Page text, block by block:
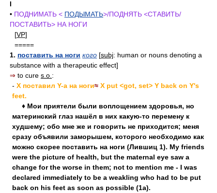
I
• ПОДНИМАТЬ < ПОДЫМАТЬ>/ПОДНЯТЬ <СТАВИТЬ/
ПОСТАВИТЬ> НА НОГИ
[VP]
=====
1. поставить на ноги кого [subj: human or nouns denoting a
substance with a therapeutic effect]
⇒ to cure s.o. :
- X поставил Y-а на ноги≈ X put <got, set> Y back on Y's
feet.
♦ Мои приятели были воплощением здоровья, но
материнский глаз нашёл в них какую-то перемену к
худшему; обо мне же и говорить не приходится; меня
сразу объявили заморышем, которого необходимо как
можно скорее поставить на ноги (Лившиц 1). My friends
were the picture of health, but the maternal eye saw a
change for the worse in them; not to mention me - I was
declared immediately to be a weakling who had to be put
back on his feet as soon as possible (1a).